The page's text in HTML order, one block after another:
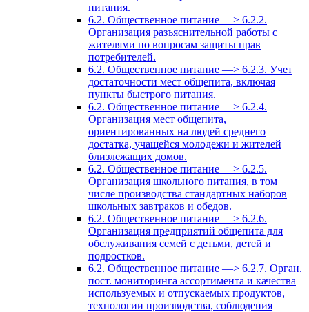
питания.
6.2. Общественное питание —> 6.2.2.
Организация разъяснительной работы с
жителями по вопросам защиты прав
потребителей.
6.2. Общественное питание —> 6.2.3. Учет
достаточности мест общепита, включая
пункты быстрого питания.
6.2. Общественное питание —> 6.2.4.
Организация мест общепита,
ориентированных на людей среднего
достатка, учащейся молодежи и жителей
близлежащих домов.
6.2. Общественное питание —> 6.2.5.
Организация школьного питания, в том
числе производства стандартных наборов
школьных завтраков и обедов.
6.2. Общественное питание —> 6.2.6.
Организация предприятий общепита для
обслуживания семей с детьми, детей и
подростков.
6.2. Общественное питание —> 6.2.7. Орган.
пост. мониторинга ассортимента и качества
используемых и отпускаемых продуктов,
технологии производства, соблюдения